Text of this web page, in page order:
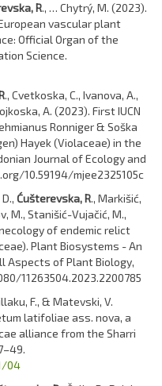
R., … Chytrý, M. (2023).
vascular plant
Official Organ of the
Science.
., Cvetkoska, C., Ivanova, A.,
A. (2023). First IUCN
Ronniger & Soška
Hayek (Violaceae) in the
Journal of Ecology and
10.59194/mjee2325105c
Ćušterevska, R., Markišić,
M., Stanišić-Vujačić, M.,
of endemic relict
Plant Biosystems - An
Aspects of Plant Biology,
11263504.2023.2200785
F., & Matevski, V.
latifoliae ass. nova, a
alliance from the Sharri
04